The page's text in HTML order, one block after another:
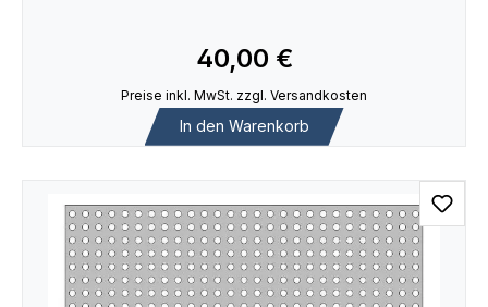
40,00 €
Preise inkl. MwSt. zzgl. Versandkosten
In den Warenkorb